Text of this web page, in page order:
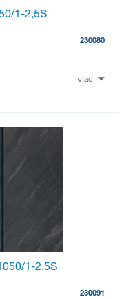
1-2,5S
230080
viac
1-2,5S
230091